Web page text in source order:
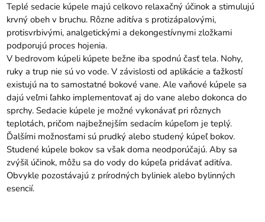
Teplé sedacie kúpele majú celkovo relaxačný účinok a stimulujú
krvný obeh v bruchu. Rôzne aditíva s protizápalovými,
protisvrbivými, analgetickými a dekongestívnymi zložkami
podporujú proces hojenia.
V bedrovom kúpeli kúpete bežne iba spodnú časť tela. Nohy,
ruky a trup nie sú vo vode. V závislosti od aplikácie a ťažkostí
existujú na to samostatné bokové vane. Ale vaňové kúpele sa
dajú veľmi ľahko implementovať aj do vane alebo dokonca do
sprchy. Sedacie kúpele je možné vykonávať pri rôznych
teplotách, pričom najbežnejším sedacím kúpeľom je teplý.
Ďalšími možnosťami sú prudký alebo studený kúpeľ bokov.
Studené kúpele bokov sa však doma neodporúčajú. Aby sa
zvýšil účinok, môžu sa do vody do kúpeľa pridávať aditíva.
Obvykle pozostávajú z prírodných byliniek alebo bylinných
esencií.